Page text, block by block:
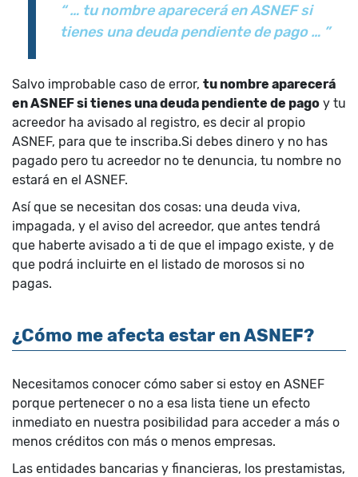
“ … tu nombre aparecerá en ASNEF si
tienes una deuda pendiente de pago … ”
Salvo improbable caso de error, tu nombre aparecerá
en ASNEF si tienes una deuda pendiente de pago y tu
acreedor ha avisado al registro, es decir al propio
ASNEF, para que te inscriba.Si debes dinero y no has
pagado pero tu acreedor no te denuncia, tu nombre no
estará en el ASNEF.
Así que se necesitan dos cosas: una deuda viva,
impagada, y el aviso del acreedor, que antes tendrá
que haberte avisado a ti de que el impago existe, y de
que podrá incluirte en el listado de morosos si no
pagas.
¿Cómo me afecta estar en ASNEF?
Necesitamos conocer cómo saber si estoy en ASNEF
porque pertenecer o no a esa lista tiene un efecto
inmediato en nuestra posibilidad para acceder a más o
menos créditos con más o menos empresas.
Las entidades bancarias y financieras, los prestamistas,